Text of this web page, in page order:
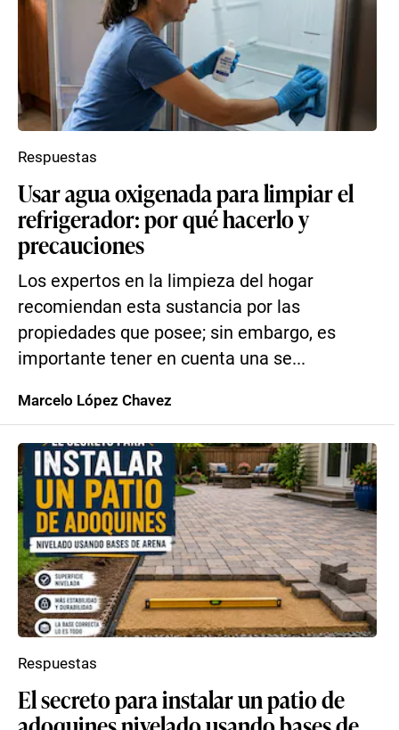
Usar agua oxigenada para limpiar el
refrigerador: por qué hacerlo y
precauciones
Los expertos en la limpieza del hogar
recomiendan esta sustancia por las
propiedades que posee; sin embargo, es
importante tener en cuenta una se...
Respuestas
Marcelo López Chavez
El secreto para instalar un patio de
Respuestas